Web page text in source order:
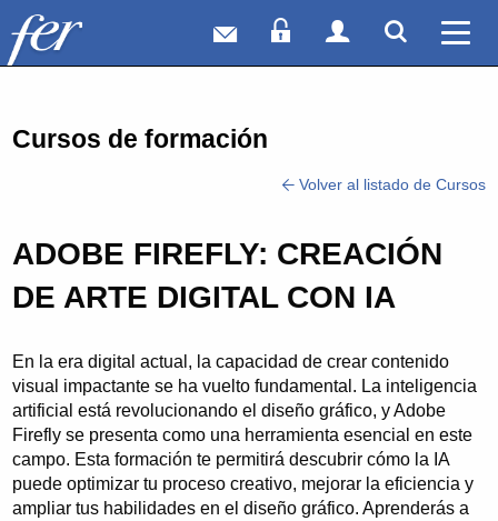
Correo webAcceso Socios
Acceso
Cursos de formación
Volver al listado de Cursos
ADOBE FIREFLY: CREACIÓN
DE ARTE DIGITAL CON IA
En la era digital actual, la capacidad de crear contenido
visual impactante se ha vuelto fundamental. La inteligencia
artificial está revolucionando el diseño gráfico, y Adobe
Firefly se presenta como una herramienta esencial en este
campo. Esta formación te permitirá descubrir cómo la IA
puede optimizar tu proceso creativo, mejorar la eficiencia y
ampliar tus habilidades en el diseño gráfico. Aprenderás a